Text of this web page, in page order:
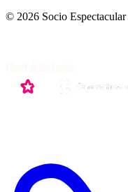
© 2026 Socio Espectacular